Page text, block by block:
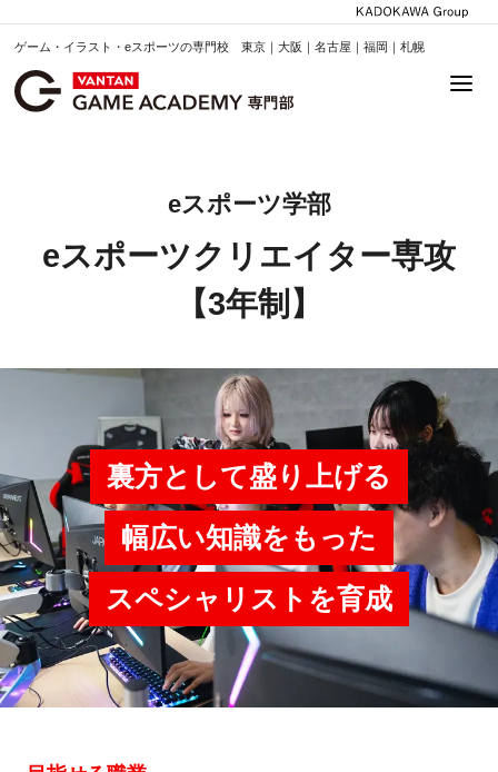
ゲーム・イラスト・eスポーツの専門校 東京｜大阪｜名古屋｜福岡｜札幌
eスポーツ学部
eスポーツクリエイター専攻
【3年制】
裏方として盛り上げる
幅広い知識をもった
スペシャリストを育成